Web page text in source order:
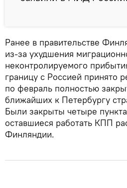
Ранее в правительстве
из-за ухудшения
неконтролируемого
границу с Россией принято
по февраль полностью
ближайших к Петербургу
Были закрыты четыре
оставшиеся работать КПП
Финляндии.